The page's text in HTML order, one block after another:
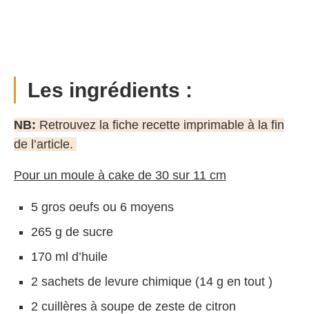
Les ingrédients :
NB: Retrouvez la fiche recette imprimable à la fin
de l’article.
Pour un moule à cake de 30 sur 11 cm
5 gros oeufs ou 6 moyens
265 g de sucre
170 ml d’huile
2 sachets de levure chimique (14 g en tout )
2 cuillères à soupe de zeste de citron